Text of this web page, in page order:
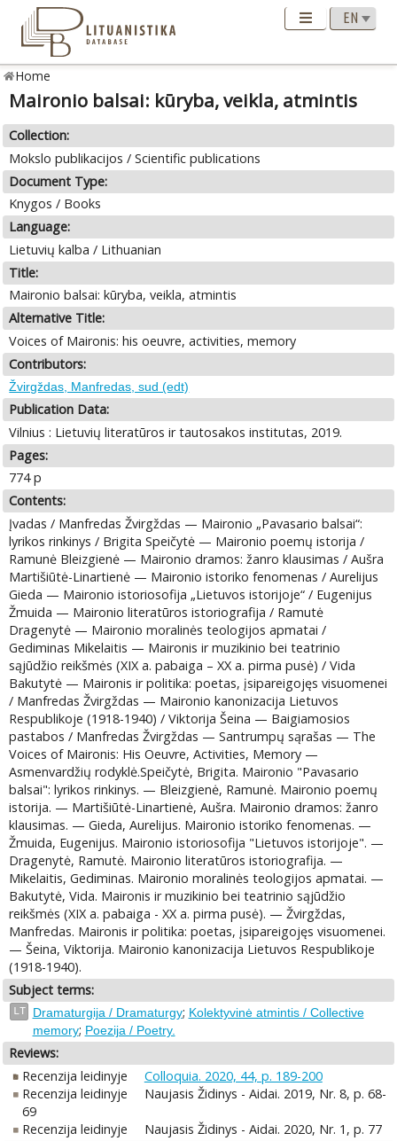
Home
Maironio balsai: kūryba, veikla, atmintis
Collection:
Mokslo publikacijos / Scientific publications
Document Type:
Knygos / Books
Language:
Lietuvių kalba / Lithuanian
Title:
Maironio balsai: kūryba, veikla, atmintis
Alternative Title:
Voices of Maironis: his oeuvre, activities, memory
Contributors:
Žvirgždas, Manfredas, sud (edt)
Publication Data:
Vilnius : Lietuvių literatūros ir tautosakos institutas, 2019.
Pages:
774 p
Contents:
Įvadas / Manfredas Žvirgždas — Maironio „Pavasario balsai“:
lyrikos rinkinys / Brigita Speičytė — Maironio poemų istorija /
Ramunė Bleizgienė — Maironio dramos: žanro klausimas / Aušra
Martišiūtė-Linartienė — Maironio istoriko fenomenas / Aurelijus
Gieda — Maironio istoriosofija „Lietuvos istorijoje“ / Eugenijus
Žmuida — Maironio literatūros istoriografija / Ramutė
Dragenytė — Maironio moralinės teologijos apmatai /
Gediminas Mikelaitis — Maironis ir muzikinio bei teatrinio
sąjūdžio reikšmės (XIX a. pabaiga – XX a. pirma pusė) / Vida
Bakutytė — Maironis ir politika: poetas, įsipareigojęs visuomenei
/ Manfredas Žvirgždas — Maironio kanonizacija Lietuvos
Respublikoje (1918-1940) / Viktorija Šeina — Baigiamosios
pastabos / Manfredas Žvirgždas — Santrumpų sąrašas — The
Voices of Maironis: His Oeuvre, Activities, Memory —
Asmenvardžių rodyklė.Speičytė, Brigita. Maironio "Pavasario
balsai": lyrikos rinkinys. — Bleizgienė, Ramunė. Maironio poemų
istorija. — Martišiūtė-Linartienė, Aušra. Maironio dramos: žanro
klausimas. — Gieda, Aurelijus. Maironio istoriko fenomenas. —
Žmuida, Eugenijus. Maironio istoriosofija "Lietuvos istorijoje". —
Dragenytė, Ramutė. Maironio literatūros istoriografija. —
Mikelaitis, Gediminas. Maironio moralinės teologijos apmatai. —
Bakutytė, Vida. Maironis ir muzikinio bei teatrinio sąjūdžio
reikšmės (XIX a. pabaiga - XX a. pirma pusė). — Žvirgždas,
Manfredas. Maironis ir politika: poetas, įsipareigojęs visuomenei.
— Šeina, Viktorija. Maironio kanonizacija Lietuvos Respublikoje
(1918-1940).
Subject terms:
LT Dramaturgija / Dramaturgy; Kolektyvinė atmintis / Collective
memory; Poezija / Poetry.
Reviews:
Recenzija leidinyje
Colloquia. 2020, 44, p. 189-200
Recenzija leidinyje
Naujasis Židinys - Aidai. 2019, Nr. 8, p. 68-
69
Recenzija leidinyje
Naujasis Židinys - Aidai. 2020, Nr. 1, p. 77